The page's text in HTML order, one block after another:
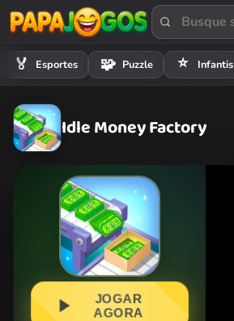
🏅 Esportes 🧩 Puzzle ⭐ Infantis
Idle Money Factory
JOGAR
AGORA